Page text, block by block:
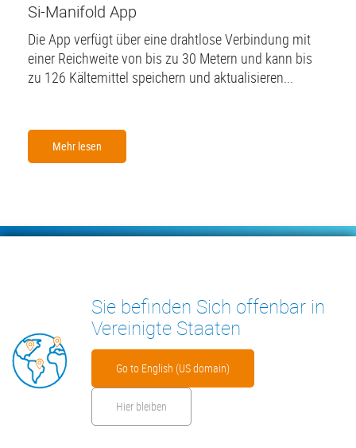
Si-Manifold App
Die App verfügt über eine drahtlose Verbindung mit
einer Reichweite von bis zu 30 Metern und kann bis
zu 126 Kältemittel speichern und aktualisieren...
Mehr lesen
KONDENSATPUMPEN
MESSGERÄTE
INSIGHTS
KONTAKT
Sie befinden Sich offenbar in
Vereinigte Staaten
Go to English (US domain)
Hier bleiben